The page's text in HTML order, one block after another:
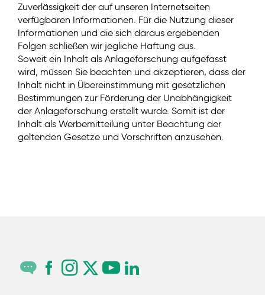
Zuverlässigkeit der auf unseren Internetseiten
verfügbaren Informationen. Für die Nutzung dieser
Informationen und die sich daraus ergebenden
Folgen schließen wir jegliche Haftung aus.
Soweit ein Inhalt als Anlageforschung aufgefasst
wird, müssen Sie beachten und akzeptieren, dass der
Inhalt nicht in Übereinstimmung mit gesetzlichen
Bestimmungen zur Förderung der Unabhängigkeit
der Anlageforschung erstellt wurde. Somit ist der
Inhalt als Werbemitteilung unter Beachtung der
geltenden Gesetze und Vorschriften anzusehen.